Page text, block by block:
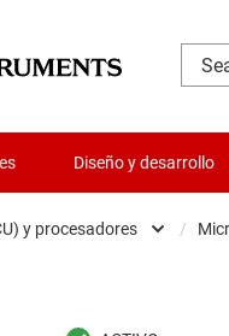
Diseño y desarrollo
y procesadores /